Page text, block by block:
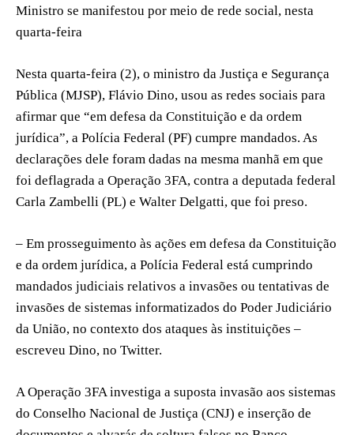
Ministro se manifestou por meio de rede social, nesta
quarta-feira
Nesta quarta-feira (2), o ministro da Justiça e Segurança
Pública (MJSP), Flávio Dino, usou as redes sociais para
afirmar que “em defesa da Constituição e da ordem
jurídica”, a Polícia Federal (PF) cumpre mandados. As
declarações dele foram dadas na mesma manhã em que
foi deflagrada a Operação 3FA, contra a deputada federal
Carla Zambelli (PL) e Walter Delgatti, que foi preso.
– Em prosseguimento às ações em defesa da Constituição
e da ordem jurídica, a Polícia Federal está cumprindo
mandados judiciais relativos a invasões ou tentativas de
invasões de sistemas informatizados do Poder Judiciário
da União, no contexto dos ataques às instituições –
escreveu Dino, no Twitter.
A Operação 3FA investiga a suposta invasão aos sistemas
do Conselho Nacional de Justiça (CNJ) e inserção de